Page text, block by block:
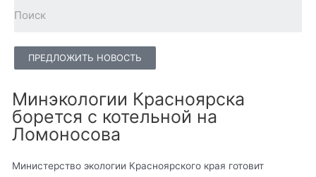
ПРЕДЛОЖИТЬ НОВОСТЬ
Минэкологии Красноярска
борется с котельной на
Ломоносова
Министерство экологии Красноярского края готовит